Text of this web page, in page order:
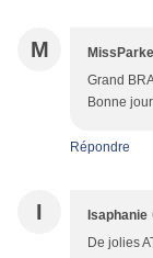
M
Grand
Bonne
Répondre
I Isaphanie
De jolies